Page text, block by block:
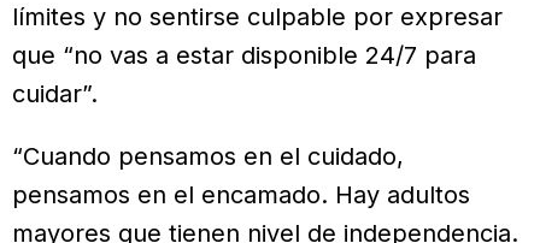
límites y no sentirse culpable por expresar
que “no vas a estar disponible 24/7 para
cuidar”.
“Cuando pensamos en el cuidado,
pensamos en el encamado. Hay adultos
mayores que tienen nivel de independencia.